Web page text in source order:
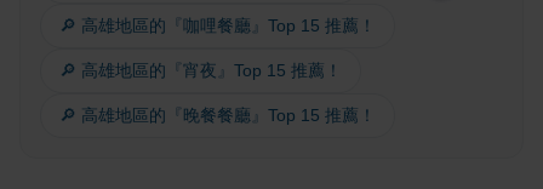
🔎 高雄地區的『咖哩餐廳』Top 15 推薦！
🔎 高雄地區的『宵夜』Top 15 推薦！
🔎 高雄地區的『晚餐餐廳』Top 15 推薦！